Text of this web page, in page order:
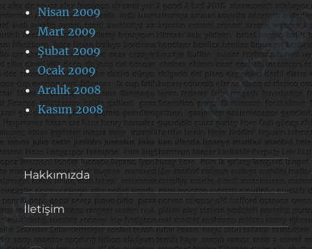
Nisan 2009
Mart 2009
Şubat 2009
Ocak 2009
Aralık 2008
Kasım 2008
Hakkımızda
İletişim